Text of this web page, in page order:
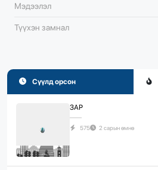
Мэдээлэл
Түүхэн замнал
Сүүлд орсон
ЗАР
575 2 сарын өмнө